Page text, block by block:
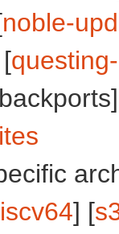
noble-
] [